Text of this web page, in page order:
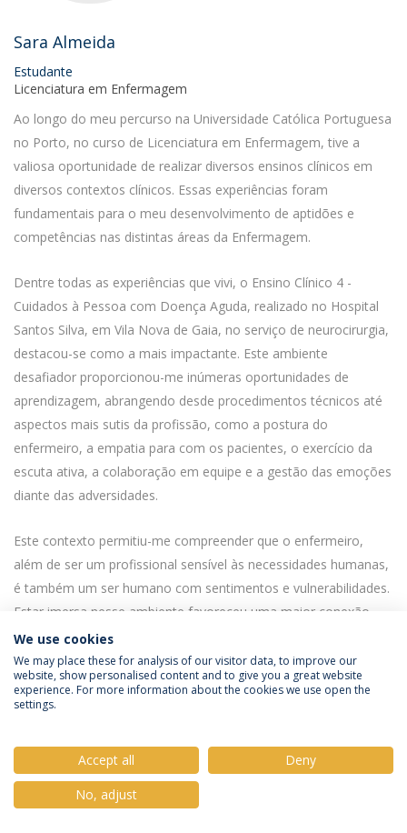
Sara Almeida
Estudante
Licenciatura em Enfermagem
Ao longo do meu percurso na Universidade Católica Portuguesa
no Porto, no curso de Licenciatura em Enfermagem, tive a
valiosa oportunidade de realizar diversos ensinos clínicos em
diversos contextos clínicos. Essas experiências foram
fundamentais para o meu desenvolvimento de aptidões e
competências nas distintas áreas da Enfermagem.
Dentre todas as experiências que vivi, o Ensino Clínico 4 -
Cuidados à Pessoa com Doença Aguda, realizado no Hospital
Santos Silva, em Vila Nova de Gaia, no serviço de neurocirurgia,
destacou-se como a mais impactante. Este ambiente
desafiador proporcionou-me inúmeras oportunidades de
aprendizagem, abrangendo desde procedimentos técnicos até
aspectos mais sutis da profissão, como a postura do
enfermeiro, a empatia para com os pacientes, o exercício da
escuta ativa, a colaboração em equipe e a gestão das emoções
diante das adversidades.
Este contexto permitiu-me compreender que o enfermeiro,
além de ser um profissional sensível às necessidades humanas,
é também um ser humano com sentimentos e vulnerabilidades.
Estar imersa nesse ambiente favoreceu uma maior conexão
com as minhas próprias emoções e necessidades, o que, por
sua vez, me tornou mais receptiva às demandas dos utentes
sob meus cuidados, assim como das minhas colegas de
trabalho.
Sou eternamente grata por ter tido a oportunidade de crescer
tanto como pessoa quanto como futura enfermeira neste
ambiente clínico. Essa vivência não só moldou a minha prática
We use cookies
We may place these for analysis of our visitor data, to improve our
website, show personalised content and to give you a great website
experience. For more information about the cookies we use open the
settings.
Accept all
Deny
No, adjust